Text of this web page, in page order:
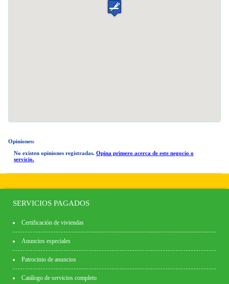
Opiniones:
No existen opiniones registradas. Opina primero acerca de este negocio o
servicio.
SERVICIOS PAGADOS
Certificación de viviendas
Anuncios especiales
Patrocinio de anuncios
Catálogo de servicios completo